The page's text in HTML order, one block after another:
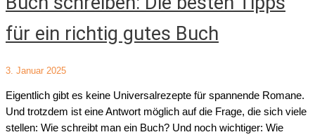
für ein richtig gutes Buch
3. Januar 2025
Eigentlich gibt es keine Universalrezepte für spannende Romane.
Und trotzdem ist eine Antwort möglich auf die Frage, die sich viele
stellen: Wie schreibt man ein Buch? Und noch wichtiger: Wie